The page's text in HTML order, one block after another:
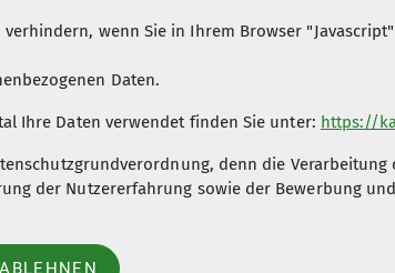
wenn Sie in Ihrem Browser
Daten.
Ihre Daten verwendet finden Sie unter: https://
denn die
der Nutzererfahrung sowie der Bewerbung